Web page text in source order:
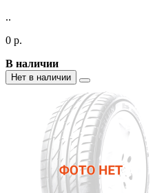
..
0 р.
В наличии
Нет в наличии